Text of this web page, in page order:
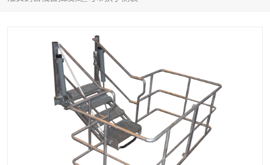
撬装系统设备